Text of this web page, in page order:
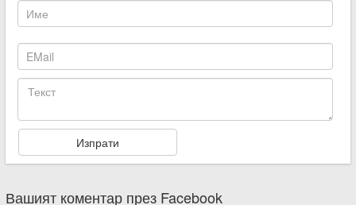
Вашият коментар през Facebook